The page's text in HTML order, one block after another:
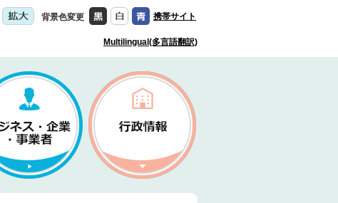
背景色変更 携帯サイト
Multilingual(多言語翻訳)